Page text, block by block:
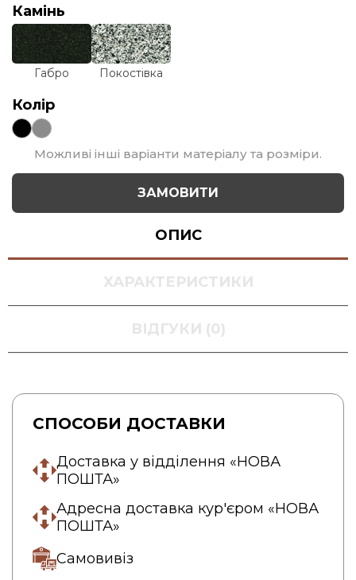
Камінь
Габро Покостівка
Колір
Можливі інші варіанти матеріалу та розміри.
ЗАМОВИТИ
ОПИС
ХАРАКТЕРИСТИКИ
ВІДГУКИ (0)
СПОСОБИ ДОСТАВКИ
Доставка у відділення «НОВА
ПОШТА»
Адресна доставка кур'єром «НОВА
ПОШТА»
Самовивіз